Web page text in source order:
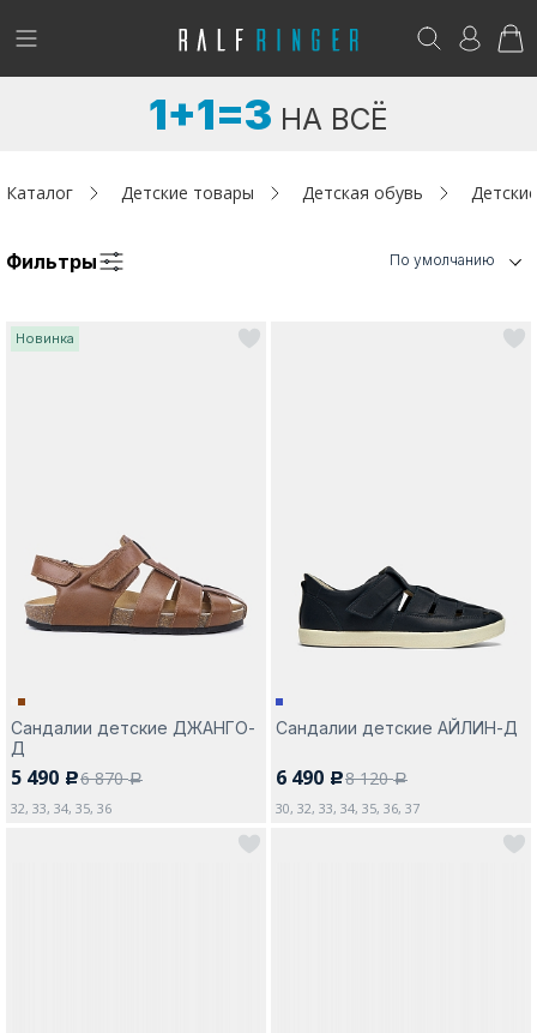
!
Женщинам
Возникли вопросы? - club@ralf.ru
1+1=3 НА ВСЁ
Каталог Детские товары Детская обувь
Фильтры По умолчанию
Новинка
Сандалии детские ДЖАНГО-
Д
5 490 c6 870a
32, 33, 34, 35, 36
Сандалии детские АЙЛИН-Д
6 490 c8 120a
30, 32, 33, 34, 35, 36, 37